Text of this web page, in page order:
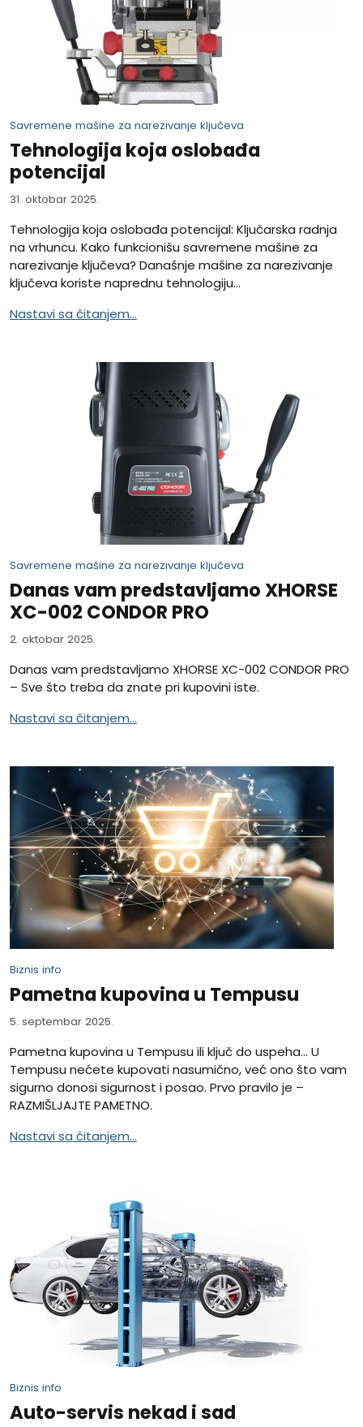
Savremene mašine za narezivanje ključeva
Tehnologija koja oslobađa
potencijal
31. oktobar 2025.
Tehnologija koja oslobađa potencijal: Ključarska radnja
na vrhuncu. Kako funkcionišu savremene mašine za
narezivanje ključeva? Današnje mašine za narezivanje
ključeva koriste naprednu tehnologiju...
Nastavi sa čitanjem...
Savremene mašine za narezivanje ključeva
Danas vam predstavljamo XHORSE
XC-002 CONDOR PRO
2. oktobar 2025.
Danas vam predstavljamo XHORSE XC-002 CONDOR PRO
– Sve što treba da znate pri kupovini iste.
Nastavi sa čitanjem...
Biznis info
Pametna kupovina u Tempusu
5. septembar 2025.
Pametna kupovina u Tempusu ili ključ do uspeha... U
Tempusu nećete kupovati nasumično, već ono što vam
sigurno donosi sigurnost i posao. Prvo pravilo je –
RAZMIŠLJAJTE PAMETNO.
Nastavi sa čitanjem...
Biznis info
Auto-servis nekad i sad